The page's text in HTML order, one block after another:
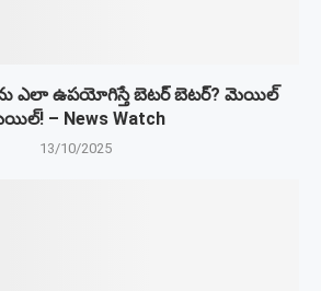
ఎలా ఉపయోగిస్తే బెటర్ బెటర్? మెయిల్
– News Watch
13/10/2025